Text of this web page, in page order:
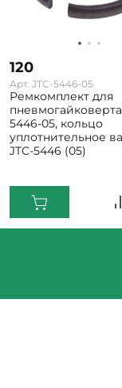
120
Арт. JTC-5446-05
Ремкомплект для
пневмогайковерта
5446-05, кольцо
уплотнительное
JTC-5446 (05)